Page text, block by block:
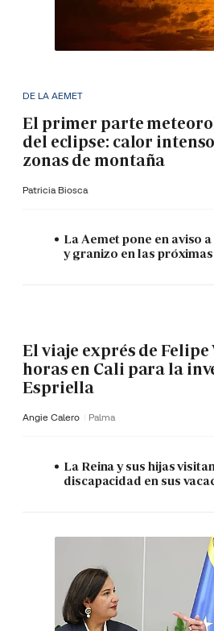
DE LA AEMET
El primer parte
del eclipse: calor
zonas de montaña
Patricia Biosca
La Aemet pone en aviso
y granizo en las
El viaje exprés de Felipe
horas en Cali para la
Espriella
Angie Calero Palma
La Reina y sus hijas
discapacidad en sus